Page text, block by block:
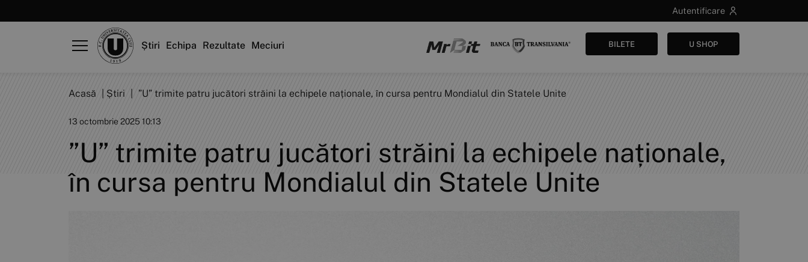
Autentificare
Știri Echipa Rezultate Meciuri BILETE U SHOP
Acasă Știri ”U” trimite patru jucători străini la echipele naționale, în cursa pentru Mondialul din Statele Unite
13 octombrie 2025 10:13
”U” trimite patru jucători străini la echipele naționale,
în cursa pentru Mondialul din Statele Unite